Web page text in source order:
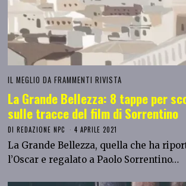
IL MEGLIO DA FRAMMENTI RIVISTA
La Grande Bellezza: 8 tappe per
sulle tracce del film di Sorrentino
DIREDAZIONE NPC 4 APRILE 2021
La Grande Bellezza, quella che ha
l’Oscar e regalato a Paolo Sorrentino…